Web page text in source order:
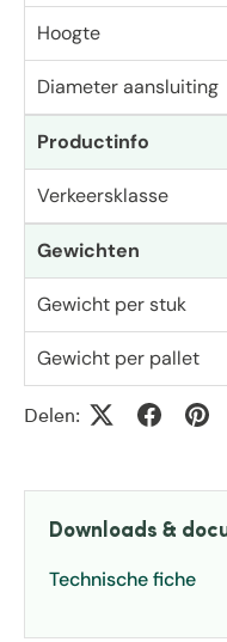
Hoogte
Diameter aansluiting
Productinfo
Verkeersklasse
Gewichten
Gewicht per stuk
Gewicht per pallet
Delen:
Downloads &
Technische fiche